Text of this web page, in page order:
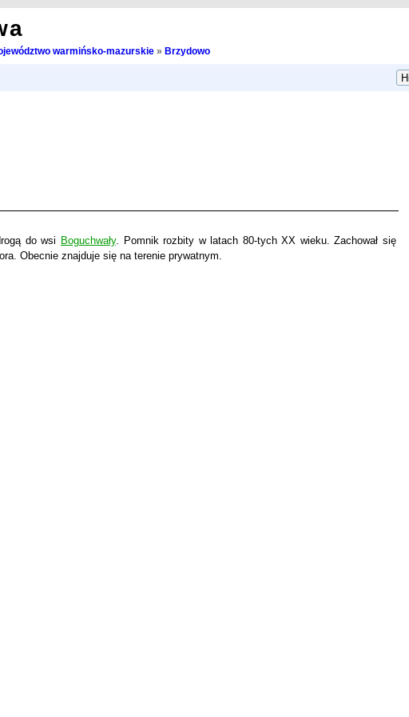
warmińsko-mazurskie» Brzydowo
do wsi Boguchwały. Pomnik rozbity w latach 80-tych XX wieku. Zachował się
Obecnie znajduje się na terenie prywatnym.